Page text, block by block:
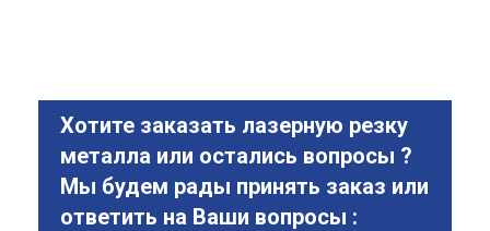
Хотите заказать лазерную резку
металла или остались вопросы ?
Мы будем рады принять заказ или
ответить на Ваши вопросы :